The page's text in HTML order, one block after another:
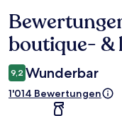
Bewertungen
boutique- &
9,2 Wunderbar
1'014 Bewertungen